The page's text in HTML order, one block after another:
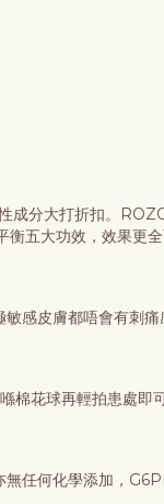
分大打折扣。
五大功效，效果更全
感皮膚都唔會有刺痛
花球再輕拍患處即
任何化學添加，